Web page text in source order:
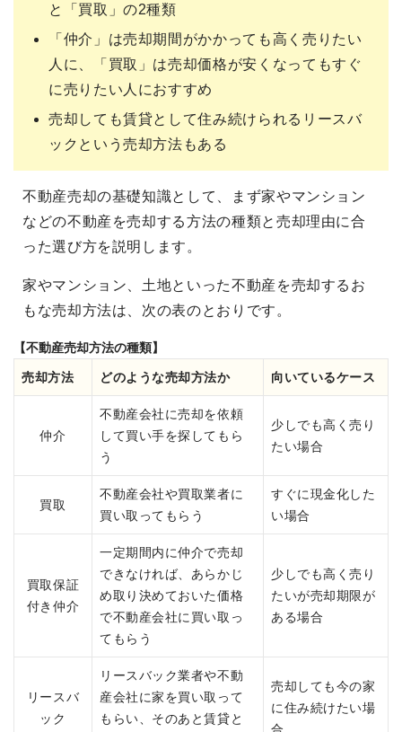
と「買取」の2種類
「仲介」は売却期間がかかっても高く売りたい
人に、「買取」は売却価格が安くなってもすぐ
に売りたい人におすすめ
売却しても賃貸として住み続けられるリースバ
ックという売却方法もある
不動産売却の基礎知識として、まず家やマンション
などの不動産を売却する方法の種類と売却理由に合
った選び方を説明します。
家やマンション、土地といった不動産を売却するお
もな売却方法は、次の表のとおりです。
【不動産売却方法の種類】
売却方法 どのような売却方法か 向いているケース
仲介
不動産会社に売却を依頼
して買い手を探してもら
う
少しでも高く売り
たい場合
買取
不動産会社や買取業者に
買い取ってもらう
すぐに現金化した
い場合
買取保証
付き仲介
一定期間内に仲介で売却
できなければ、あらかじ
め取り決めておいた価格
で不動産会社に買い取っ
てもらう
少しでも高く売り
たいが売却期限が
ある場合
リースバ
ック
リースバック業者や不動
産会社に家を買い取って
もらい、そのあと賃貸と
売却しても今の家
に住み続けたい場